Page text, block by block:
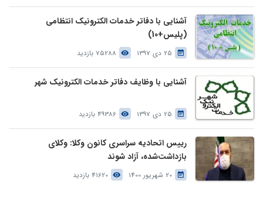
آشنایی با دفاتر خدمات الکترونیک انتظامی
(پلیس+10)
25 دی 1397 75288 بازدید
آشنایی با وظایف دفاتر خدمات الکترونیک شهر
25 دی 1397 49386 بازدید
رییس اتحادیه سراسری کانون وکلا: وکلای
بازداشت‌شده، آزاد شوند
20 شهریور 1400 41620 بازدید